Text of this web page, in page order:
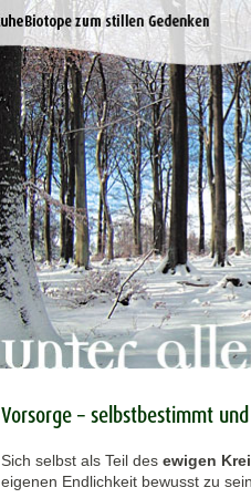
Vorsorge – selbstbestimmt
Sich selbst als Teil des ewigen
eigenen Endlichkeit bewusst zu